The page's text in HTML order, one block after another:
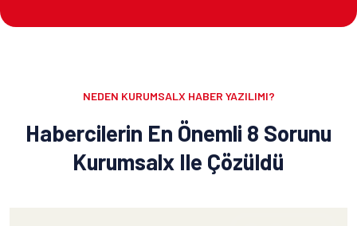
NEDEN KURUMSALX HABER YAZILIMI?
Habercilerin En Önemli 8 Sorunu
Kurumsalx Ile Çözüldü